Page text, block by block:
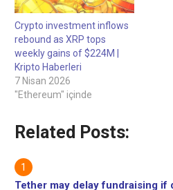
Crypto investment inflows
rebound as XRP tops
weekly gains of $224M |
Kripto Haberleri
7 Nisan 2026
"Ethereum" içinde
Related Posts:
Tether may delay fundraising if